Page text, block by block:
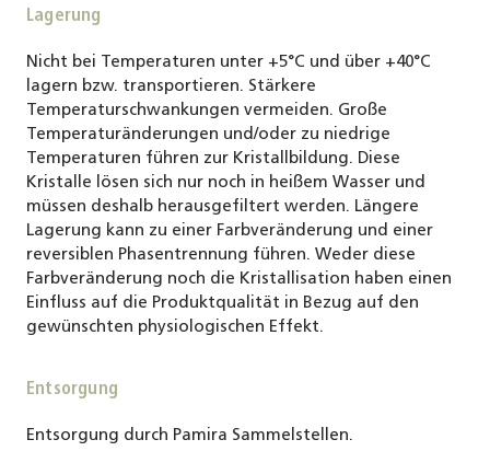
Lagerung
Nicht bei Temperaturen unter +5°C und über +40°C
lagern bzw. transportieren. Stärkere
Temperaturschwankungen vermeiden. Große
Temperaturänderungen und/oder zu niedrige
Temperaturen führen zur Kristallbildung. Diese
Kristalle lösen sich nur noch in heißem Wasser und
müssen deshalb herausgefiltert werden. Längere
Lagerung kann zu einer Farbveränderung und einer
reversiblen Phasentrennung führen. Weder diese
Farbveränderung noch die Kristallisation haben einen
Einfluss auf die Produktqualität in Bezug auf den
gewünschten physiologischen Effekt.
Entsorgung
Entsorgung durch Pamira Sammelstellen.